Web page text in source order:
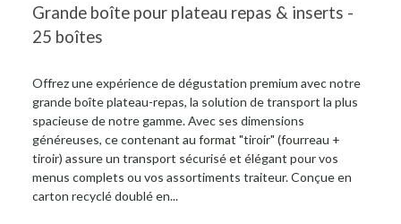
Grande boîte pour plateau repas & inserts -
25 boîtes
Offrez une expérience de dégustation premium avec notre
grande boîte plateau-repas, la solution de transport la plus
spacieuse de notre gamme. Avec ses dimensions
généreuses, ce contenant au format "tiroir" (fourreau +
tiroir) assure un transport sécurisé et élégant pour vos
menus complets ou vos assortiments traiteur. Conçue en
carton recyclé doublé en...